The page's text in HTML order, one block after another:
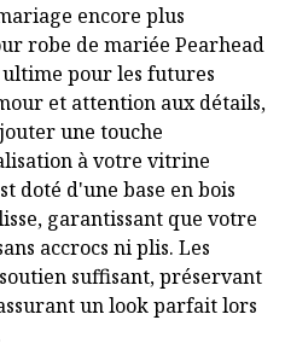
encore plus
robe de mariée Pearhead
pour les futures
et attention aux détails,
une touche
à votre vitrine
doté d'une base en bois
garantissant que votre
accrocs ni plis. Les
suffisant, préservant
un look parfait lors